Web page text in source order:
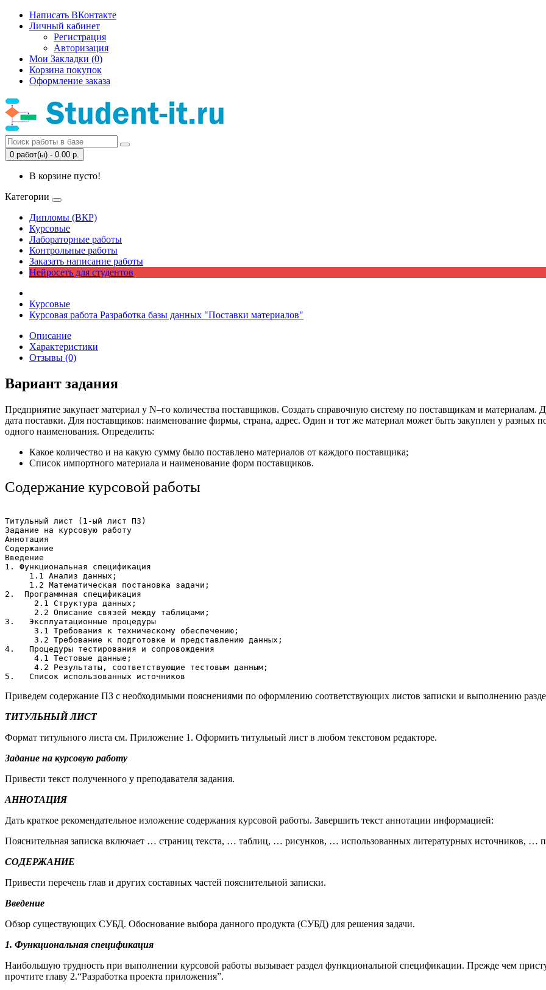
Написать ВКонтакте
Личный кабинет
Регистрация
Авторизация
Мои Закладки (0)
Корзина покупок
Оформление заказа
0 работ(ы) - 0.00 р.
В корзине пусто!
Категории
Дипломы (ВКР)
Курсовые
Лабораторные работы
Контрольные работы
Заказать написание работы
Нейросеть для студентов
Курсовые
Курсовая работа Разработка базы данных "Поставки материалов"
Описание
Характеристики
Отзывы (0)
Вариант задания
Предприятие закупает материал у N–го количества поставщиков. Создать справочную систему по поставщикам и материалам.
дата поставки. Для поставщиков: наименование фирмы, страна, адрес. Один и тот же материал может быть закуплен у разных
одного наименования. Определить:
Какое количество и на какую сумму было поставлено материалов от каждого поставщика;
Список импортного материала и наименование форм поставщиков.
Содержание курсовой работы
Титульный лист (1-ый лист ПЗ)
Задание на курсовую работу
Аннотация
Содержание
Введение
1. Функциональная спецификация
     1.1 Анализ данных;
     1.2 Математическая постановка задачи;
2.  Программная спецификация
      2.1 Структура данных;
      2.2 Описание связей между таблицами;
3.   Эксплуатационные процедуры
      3.1 Требования к техническому обеспечению;
      3.2 Требование к подготовке и представлению данных;
4.   Процедуры тестирования и сопровождения
      4.1 Тестовые данные;
      4.2 Результаты, соответствующие тестовым данным;
5.   Список использованных источников
Приведем содержание ПЗ с необходимыми пояснениями по оформлению соответствующих листов записки и выполнению
ТИТУЛЬНЫЙ ЛИСТ
Формат титульного листа см. Приложение 1. Оформить титульный лист в любом текстовом редакторе.
Задание на курсовую работу
Привести текст полученного у преподавателя задания.
АННОТАЦИЯ
Дать краткое рекомендательное изложение содержания курсовой работы. Завершить текст аннотации информацией:
Пояснительная записка включает … страниц текста, … таблиц, … рисунков, … использованных литературных источников, …
СОДЕРЖАНИЕ
Привести перечень глав и других составных частей пояснительной записки.
Введение
Обзор существующих СУБД. Обоснование выбора данного продукта (СУБД) для решения задачи.
1. Функциональная спецификация
Наибольшую трудность при выполнении курсовой работы вызывает раздел функциональной спецификации. Прежде чем
прочтите главу 2.“Разработка проекта приложения”.